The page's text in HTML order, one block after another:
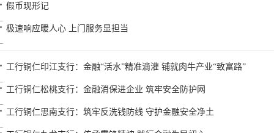
假币现形记
极速响应暖人心 上门服务显担当
工行铜仁印江支行：金融“活水”精准滴灌 铺就肉牛产业“致富路”
工行铜仁松桃支行：金融消保进企业 筑牢安全防护网
工行铜仁思南支行：筑牢反洗钱防线 守护金融安全净土